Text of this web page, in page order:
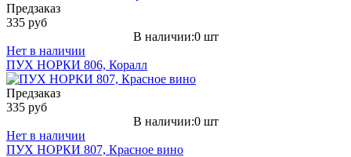
Предзаказ
335 руб
В наличии:0 шт
Нет в наличии
ПУХ НОРКИ 806, Коралл
Предзаказ
335 руб
В наличии:0 шт
Нет в наличии
ПУХ НОРКИ 807, Красное вино